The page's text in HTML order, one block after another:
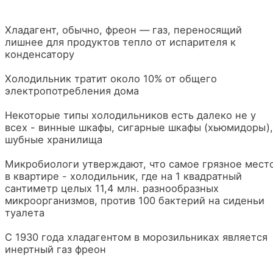
Хладагент, обычно, фреон — газ, переносящий
лишнее для продуктов тепло от испарителя к
конденсатору
Холодильник тратит около 10% от общего
электропотребления дома
Некоторые типы холодильников есть далеко не у
всех - винные шкафы, сигарные шкафы (хьюмидоры),
шубные хранилища
Микробиологи утверждают, что самое грязное
в квартире - холодильник, где на 1 квадратный
сантиметр целых 11,4 млн. разнообразных
микроорганизмов, против 100 бактерий на сиденьи
туалета
С 1930 года хладагентом в морозильниках является
инертный газ фреон